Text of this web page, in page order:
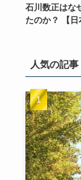
石川数正はな
たのか？ 【日
人気の記事